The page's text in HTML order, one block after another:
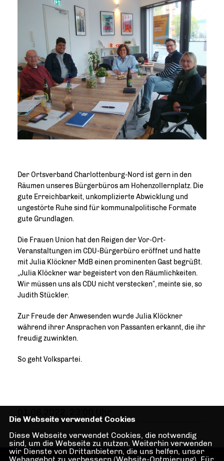
Der Ortsverband Charlottenburg-Nord ist gern in den
Räumen unseres Bürgerbüros am Hohenzollernplatz. Die
gute Erreichbarkeit, unkomplizierte Abwicklung und
ungestörte Ruhe sind für kommunalpolitische Formate
gute Grundlagen.
Die Frauen Union hat den Reigen der Vor-Ort-
Veranstaltungen im CDU-Bürgerbüro eröffnet und hatte
mit Julia Klöckner MdB einen prominenten Gast begrüßt.
Julia Klöckner war begeistert von den Räumlichkeiten.
Wir müssen uns als CDU nicht verstecken”, meinte sie, so
Judith Stückler.
Zur Freude der Anwesenden wurde Julia Klöckner
während ihrer Ansprachen von Passanten erkannt, die ihr
freudig zuwinkten.
So geht Volkspartei.
Die Webseite verwendet Cookies
Diese Webseite verwendet Cookies, die notwendig
sind, um die Webseite zu nutzen. Weiterhin verwenden
wir Dienste von Drittanbietern, die uns helfen, unser